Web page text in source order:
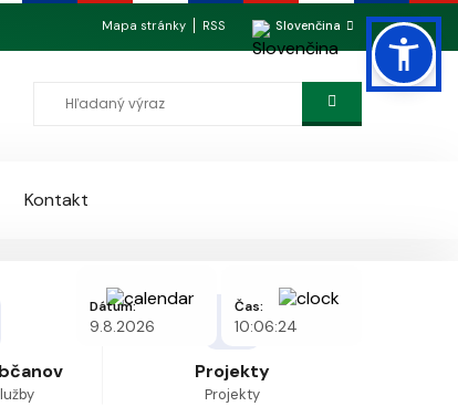
Mapa stránky RSS Slovenčina
Kontakt
Dátum:
9.8.2026
Čas:
10:06:24
Projekty
Projekty